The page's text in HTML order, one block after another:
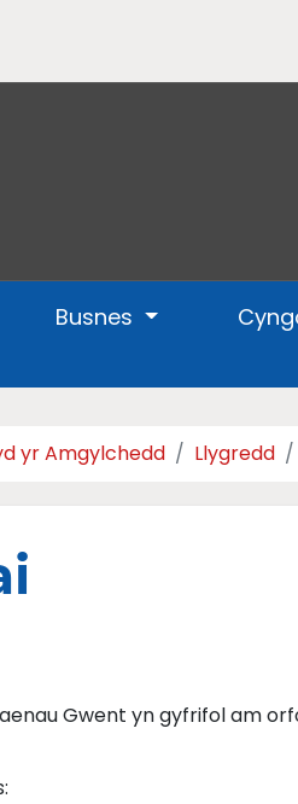
Busnes
yr Amgylchedd Llygredd
Gwent yn gyfrifol am